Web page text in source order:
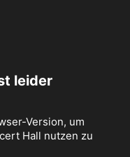
leider
Version, um
Hall nutzen zu